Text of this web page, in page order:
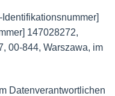
147028272,
00-844, Warszawa, im
Datenverantwortlichen